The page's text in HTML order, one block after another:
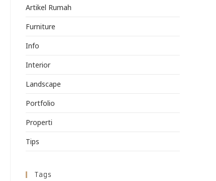
Artikel Rumah
Furniture
Info
Interior
Landscape
Portfolio
Properti
Tips
Tags